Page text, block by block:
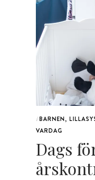
i BARNEN,
VARDAG
Dags